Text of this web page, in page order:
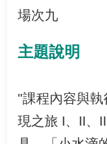
之
專
區
場次九
主題說明
"課程內容與
現之旅 I、II、